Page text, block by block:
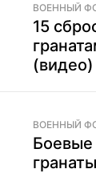
ВОЕННЫЙ
15
(видео)
ВОЕННЫЙ
Боевые